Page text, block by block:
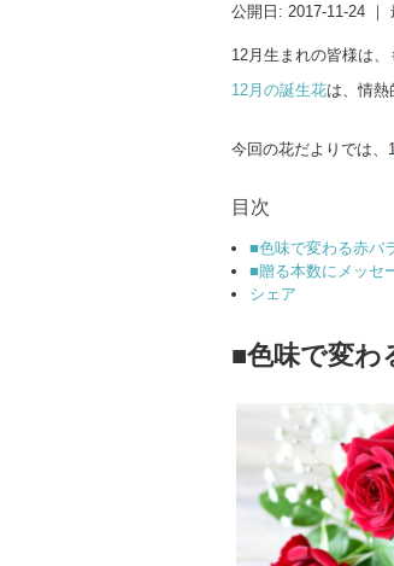
公開日: 2017-11-24 ｜
12月生まれの皆様は
12月の誕生花は、情熱
今回の花だよりでは、
目次
■色味で変わる赤バ
■贈る本数にメッセ
シェア
■色味で変わ